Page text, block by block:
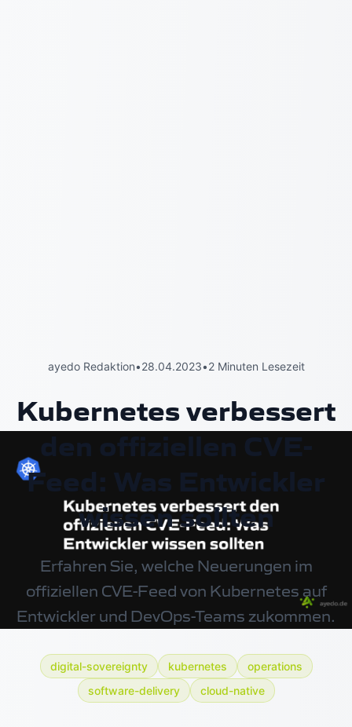
ayedo Redaktion•28.04.2023•2 Minuten Lesezeit
Kubernetes verbessert
den offiziellen CVE-
Feed: Was Entwickler
wissen sollten
Erfahren Sie, welche Neuerungen im
offiziellen CVE-Feed von Kubernetes auf
Entwickler und DevOps-Teams zukommen.
digital-sovereignty kubernetes
operations
software-delivery
cloud-native